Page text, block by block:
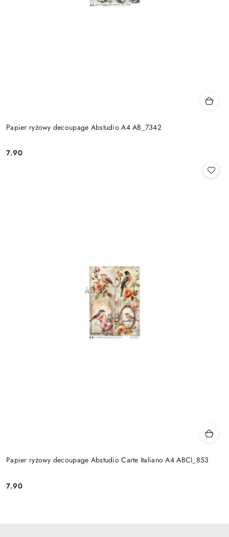
Papier ryżowy decoupage Abstudio A4 AB_7342
Cena:
7.90
Papier ryżowy decoupage Abstudio Carte Italiano A4 ABCI_853
Cena:
7.90